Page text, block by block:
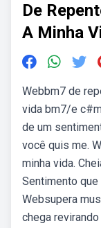
De
A Minha
Webbm7 de
vida bm7/e
de um
você quis me.
minha vida.
Sentimento
Websupera
chega